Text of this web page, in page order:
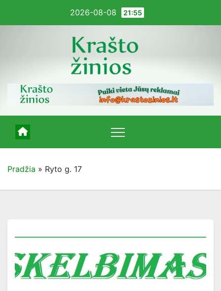
2026-08-08 21:55
Pradžia » Ryto g. 17